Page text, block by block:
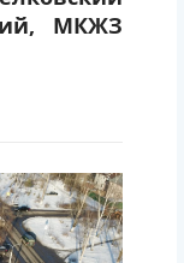
МКЖЗ